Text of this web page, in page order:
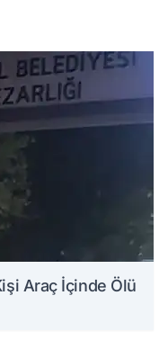
Araç İçinde Ölü